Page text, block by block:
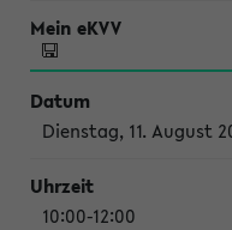
Dienstag, 11. August
10:00-12:00